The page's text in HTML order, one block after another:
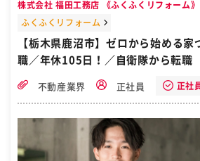
株式会社 福田工務店 《ふくふくリフォーム》
ふくふくリフォーム
【栃木県鹿沼市】ゼロから始める家
職／年休105日！／自衛隊から転職
不動産業界 正社員 正社